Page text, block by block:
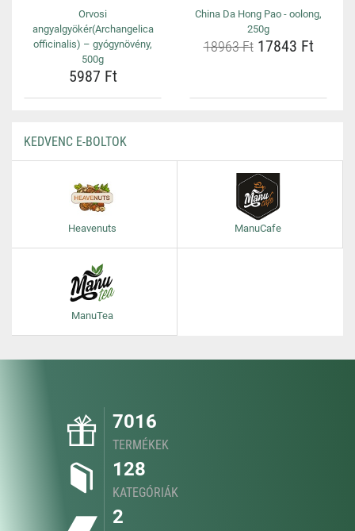
Orvosi
angyalgyökér(Archangelica
officinalis) – gyógynövény,
500g
5987 Ft
China Da Hong Pao - oolong,
250g
18963 Ft17843 Ft
KEDVENC E-BOLTOK
Heavenuts ManuCafe
ManuTea
7016
TERMÉKEK
128
KATEGÓRIÁK
2